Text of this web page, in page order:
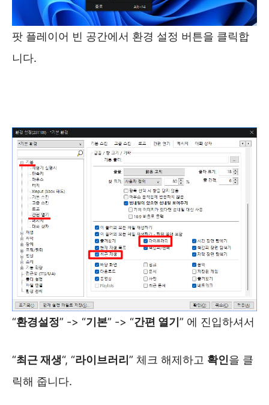
팟 플레이어 빈 공간에서 환경 설정 버튼을 클릭합
니다.
“환경설정” -> “기본” -> “간편 열기 ” 에 진입하셔서
“최근 재생“, “라이브러리 ” 체크 해제하고 확인을 클
릭해 줍니다.